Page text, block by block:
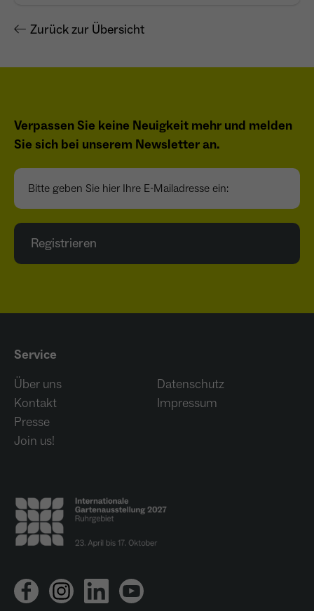
Zurück zur Übersicht
Verpassen Sie keine Neuigkeit mehr und melden
Sie sich bei unserem Newsletter an.
Bitte geben Sie hier Ihre E-Mailadresse ein:
Registrieren
Service
Über uns
Kontakt
Presse
Join us!
Datenschutz
Impressum